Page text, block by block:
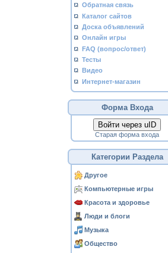
Обратная связь
Каталог сайтов
Доска объявлений
Онлайн игры
FAQ (вопрос/ответ)
Тесты
Видео
Интернет-магазин
Форма Входа
Войти через uID
Старая форма входа
Категории Раздела
Другое
Компьютерные игры
Красота и здоровье
Люди и блоги
Музыка
Общество